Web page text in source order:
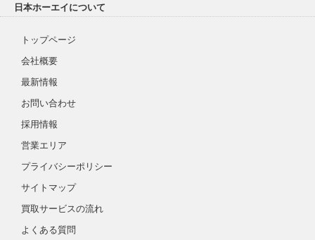
日本ホーエイについて
トップページ
会社概要
最新情報
お問い合わせ
採用情報
営業エリア
プライバシーポリシー
サイトマップ
買取サービスの流れ
よくある質問